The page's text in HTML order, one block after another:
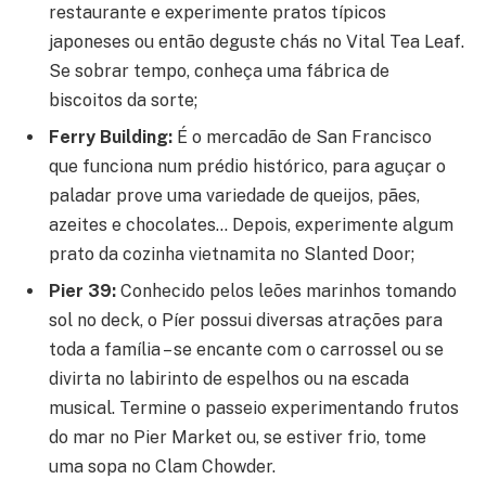
restaurante e experimente pratos típicos
japoneses ou então deguste chás no Vital Tea Leaf.
Se sobrar tempo, conheça uma fábrica de
biscoitos da sorte;
Ferry Building: É o mercadão de San Francisco
que funciona num prédio histórico, para aguçar o
paladar prove uma variedade de queijos, pães,
azeites e chocolates… Depois, experimente algum
prato da cozinha vietnamita no Slanted Door;
Pier 39: Conhecido pelos leões marinhos tomando
sol no deck, o Píer possui diversas atrações para
toda a família – se encante com o carrossel ou se
divirta no labirinto de espelhos ou na escada
musical. Termine o passeio experimentando frutos
do mar no Pier Market ou, se estiver frio, tome
uma sopa no Clam Chowder.